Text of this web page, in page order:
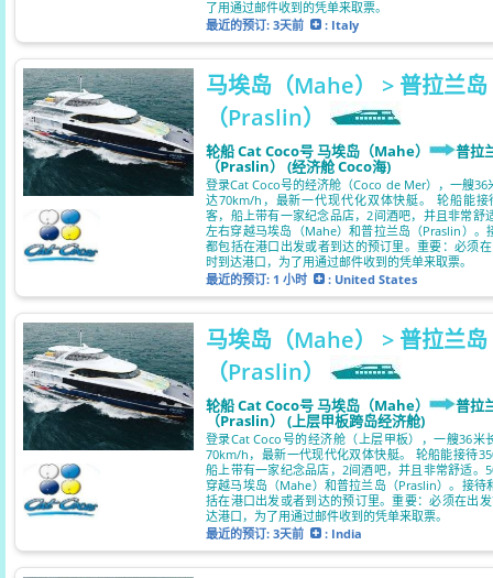
了用通过邮件收到的凭单来取票。
最近的预订: 3天前 : Italy
马埃岛（Mahe） > 普拉兰岛
（Praslin）
轮船 Cat Coco号 马埃岛（Mahe） 普拉
（Praslin） (经济舱 Coco海)
登录Cat Coco号的经济舱（Coco de Mer），一艘36
达70km/h，最新一代现代化双体快艇。 轮船能接
客，船上带有一家纪念品店，2间酒吧，并且非常舒
左右穿越马埃岛（Mahe）和普拉兰岛（Praslin）。
都包括在港口出发或者到达的预订里。重要：必须
时到达港口，为了用通过邮件收到的凭单来取票。
最近的预订: 1 小时 : United States
马埃岛（Mahe） > 普拉兰岛
（Praslin）
轮船 Cat Coco号 马埃岛（Mahe） 普拉
（Praslin） (上层甲板跨岛经济舱)
登录Cat Coco号的经济舱（上层甲板），一艘36米
70km/h，最新一代现代化双体快艇。 轮船能接待
船上带有一家纪念品店，2间酒吧，并且非常舒适。
穿越马埃岛（Mahe）和普拉兰岛（Praslin）。接待
括在港口出发或者到达的预订里。重要：必须在出
达港口，为了用通过邮件收到的凭单来取票。
最近的预订: 3天前 : India